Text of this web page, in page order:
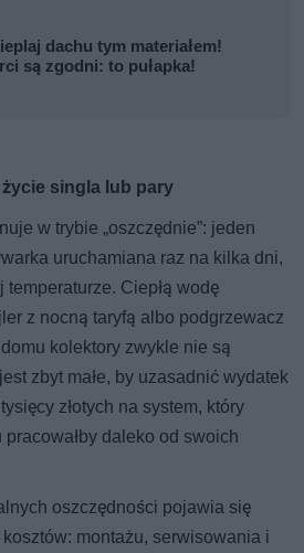
dachu tym materiałem!
są zgodni: to pułapka!
singla lub pary
w trybie „oszczędnie”: jeden
uruchamiana raz na kilka dni,
Ciepłą wodę
z nocną taryfą albo podgrzewacz
kolektory zwykle nie są
zbyt małe, by uzasadnić wydatek
złotych na system, który
daleko od swoich
oszczędności pojawia się
montażu, serwisowania i